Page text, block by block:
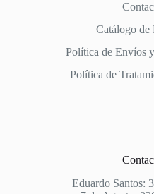
Catálogo de
Política de Envíos
Política de
Eduardo Santos: